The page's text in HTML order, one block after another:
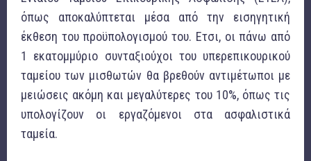
όπως αποκαλύπτεται μέσα από την εισηγητική
έκθεση του προϋπολογισμού του. Ετσι, οι πάνω από
1 εκατομμύριο συνταξιούχοι του υπερεπικουρικού
ταμείου των μισθωτών θα βρεθούν αντιμέτωποι με
μειώσεις ακόμη και μεγαλύτερες του 10%, όπως τις
υπολογίζουν οι εργαζόμενοι στα ασφαλιστικά
ταμεία.